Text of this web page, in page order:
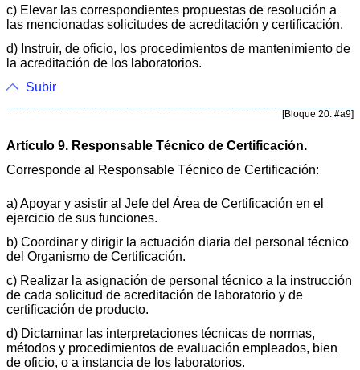
c) Elevar las correspondientes propuestas de resolución a
las mencionadas solicitudes de acreditación y certificación.
d) Instruir, de oficio, los procedimientos de mantenimiento de
la acreditación de los laboratorios.
Subir
[Bloque 20: #a9]
Artículo 9. Responsable Técnico de Certificación.
Corresponde al Responsable Técnico de Certificación:
a) Apoyar y asistir al Jefe del Área de Certificación en el
ejercicio de sus funciones.
b) Coordinar y dirigir la actuación diaria del personal técnico
del Organismo de Certificación.
c) Realizar la asignación de personal técnico a la instrucción
de cada solicitud de acreditación de laboratorio y de
certificación de producto.
d) Dictaminar las interpretaciones técnicas de normas,
métodos y procedimientos de evaluación empleados, bien
de oficio, o a instancia de los laboratorios.